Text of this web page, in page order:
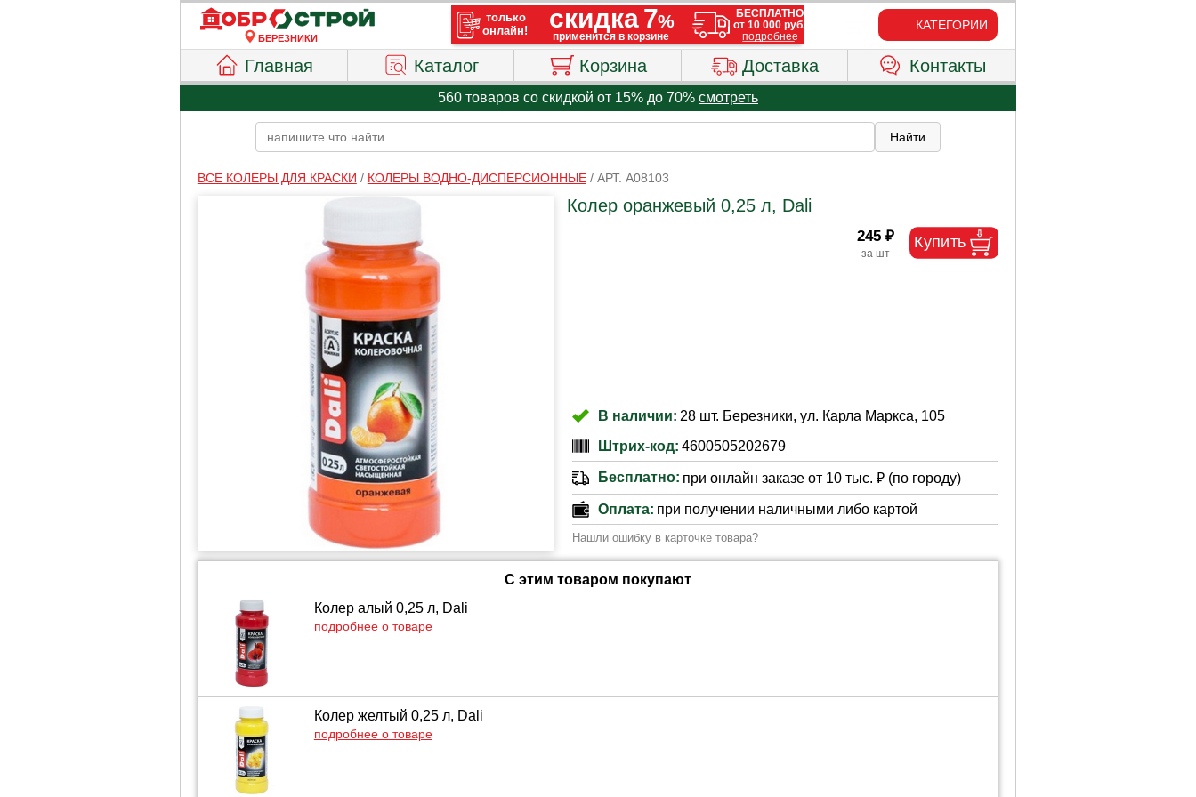
БЕРЕЗНИКИ
КАТЕГОРИИ
Главная Каталог Корзина Доставка Контакты
560 товаров со скидкой от 15% до 70% смотреть
ВСЕ КОЛЕРЫ ДЛЯ КРАСКИ / КОЛЕРЫ ВОДНО-ДИСПЕРСИОННЫЕ/ АРТ. A08103
Колер оранжевый 0,25 л, Dali
245 ₽
В наличии: 28 шт. Березники, ул. Карла Маркса, 105
Штрих-код: 4600505202679
Бесплатно: при онлайн заказе от 10 тыс. ₽ (по городу)
Оплата: при получении наличными либо картой
Нашли ошибку в карточке товара?
С этим товаром покупают
Колер алый 0,25 л, Dali
подробнее о товаре
Колер желтый 0,25 л, Dali
подробнее о товаре